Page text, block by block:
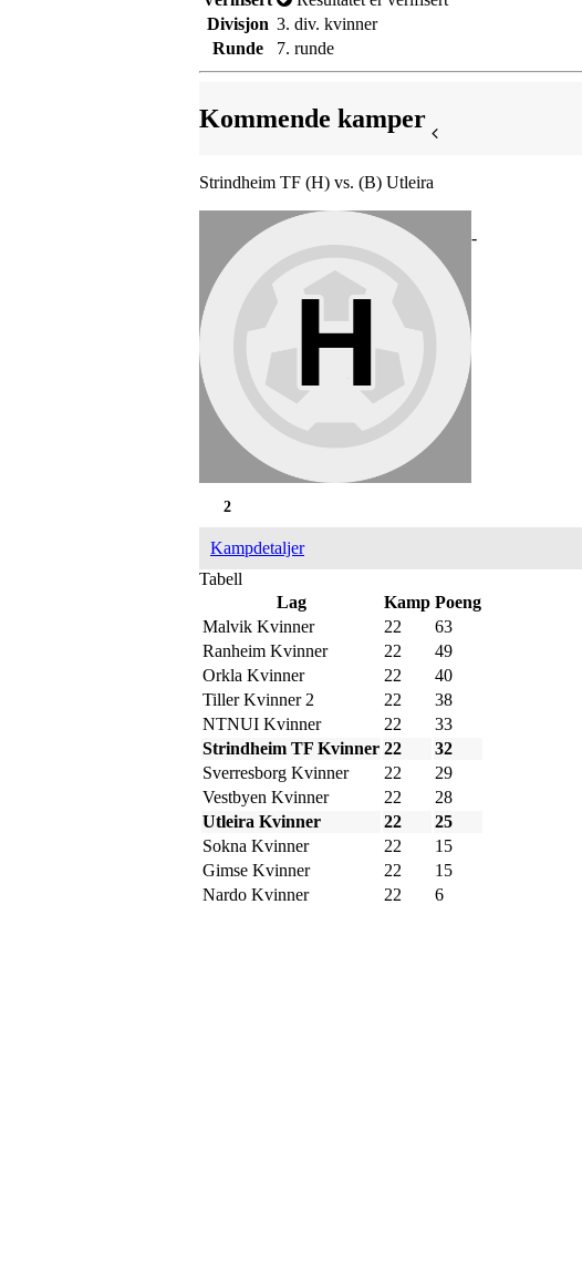
Divisjon 3. div. kvinner
Runde
7. runde
Kommende kamper
Strindheim TF (H) vs. (B) Utleira
-
2
Kampdetaljer
Tabell
Lag
Kamp Poeng
Malvik Kvinner
22
63
Ranheim Kvinner
22
49
Orkla Kvinner
22
40
Tiller Kvinner 2
22
38
NTNUI Kvinner
22
33
Strindheim TF Kvinner 22
32
Sverresborg Kvinner
22
29
Vestbyen Kvinner
22
28
Utleira Kvinner
22
25
Sokna Kvinner
22
15
Gimse Kvinner
22
15
Nardo Kvinner
22 6